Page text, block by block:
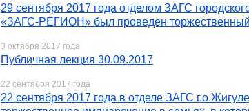
29 сентября 2017 года отделом ЗАГС
«ЗАГС-РЕГИОН» был проведен
3 октября 2017 года
Публичная лекция 30.09.2017
22 сентября 2017 года
22 сентября 2017 года в отделе ЗАГС